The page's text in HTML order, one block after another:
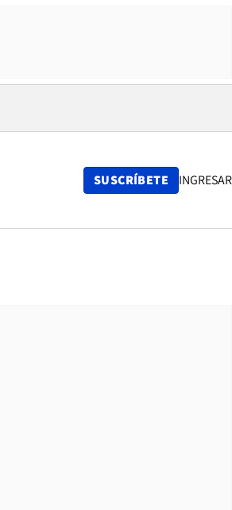
SUSCRÍBETE INGRESAR